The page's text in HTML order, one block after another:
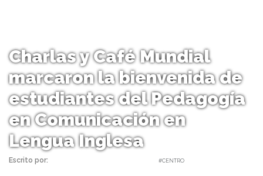
Charlas y Café Mundial
marcaron la bienvenida de
estudiantes del Pedagogía
en Comunicación en
Lengua Inglesa
Escrito por: #CENTRO